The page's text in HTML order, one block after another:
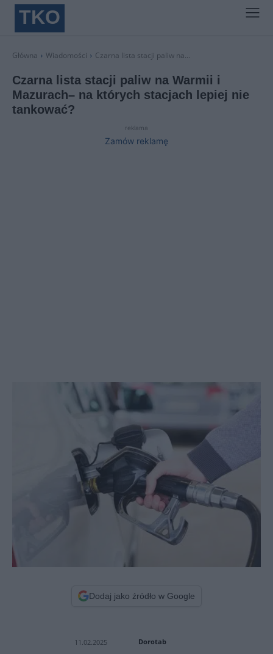
TKO
Główna Wiadomości Czarna lista stacji paliw na...
Czarna lista stacji paliw na Warmii i
Mazurach– na których stacjach lepiej nie
tankować?
reklama
Zamów reklamę
Dodaj jako źródło w Google
11.02.2025 Dorotab